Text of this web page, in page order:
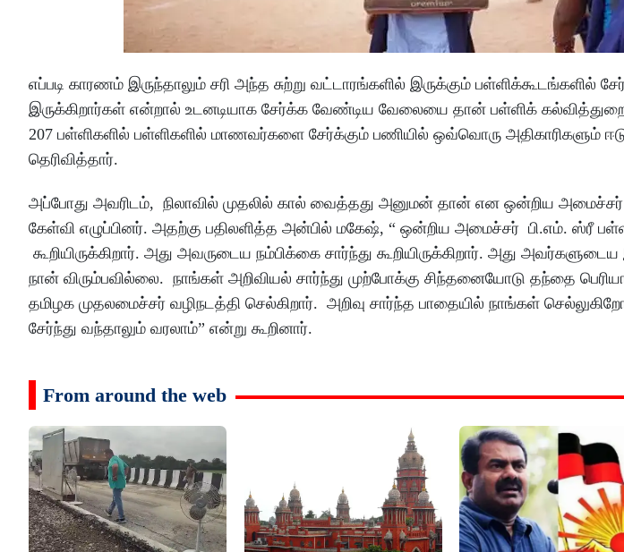
எப்படி காரணம் இருந்தாலும் சரி அந்த சுற்று வட்டாரங்களில் இருக்கும் பள்ளிக்கூடங்களில்
இருக்கிறார்கள் என்றால் உடனடியாக சேர்க்க வேண்டிய வேலையை தான் பள்ளிக்
207 பள்ளிகளில் பள்ளிகளில் மாணவர்களை சேர்க்கும் பணியில் ஒவ்வொரு அதிகாரிகளும்
தெரிவித்தார்.
அப்போது அவரிடம், நிலாவில் முதலில் கால் வைத்தது அனுமன் தான் என ஒன்றிய அமைச்சர்
கேள்வி எழுப்பினர். அதற்கு பதிலளித்த அன்பில் மகேஷ், “ ஒன்றிய அமைச்சர் பி.எம். ஸ்ரீ
கூறியிருக்கிறார். அது அவருடைய நம்பிக்கை சார்ந்து கூறியிருக்கிறார். அது
நான் விரும்பவில்லை. நாங்கள் அறிவியல் சார்ந்து முற்போக்கு சிந்தனையோடு தந்தை
தமிழக முதலமைச்சர் வழிநடத்தி செல்கிறார். அறிவு சார்ந்த பாதையில் நாங்கள்
சேர்ந்து வந்தாலும் வரலாம்” என்று கூறினார்.
From around the web